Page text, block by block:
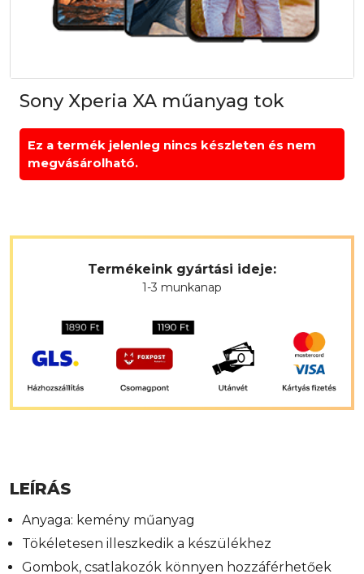
Sony Xperia XA műanyag tok
Ez a termék jelenleg nincs készleten és nem
megvásárolható.
Termékeink gyártási ideje:
1-3 munkanap
LEÍRÁS
Anyaga: kemény műanyag
Tökéletesen illeszkedik a készülékhez
Gombok, csatlakozók könnyen hozzáférhetőek